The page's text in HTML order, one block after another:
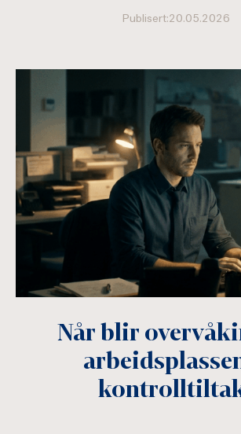
Publisert:20.05.2026
Når blir